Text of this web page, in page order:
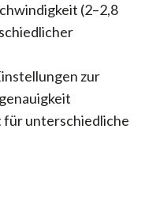
(2–2,8
zur
für unterschiedliche